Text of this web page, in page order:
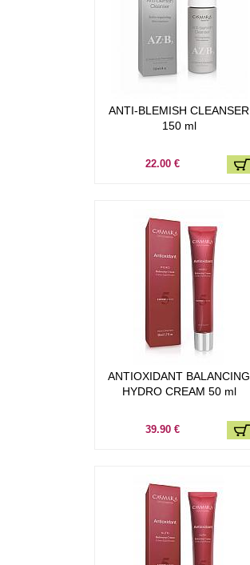
ANTI-BLEMISH CLEANSER
150 ml
22.00 €
ANTIOXIDANT BALANCING
HYDRO CREAM 50 ml
39.90 €